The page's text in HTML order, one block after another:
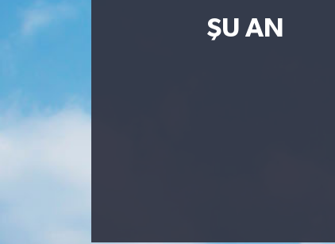
ŞU AN
Resmi İlanlar